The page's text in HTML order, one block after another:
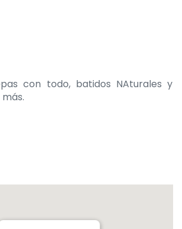
con todo, batidos NAturales y